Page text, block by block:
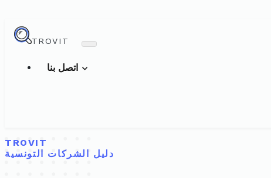
TROVIT
TROVIT
دليل الشركات التونسية